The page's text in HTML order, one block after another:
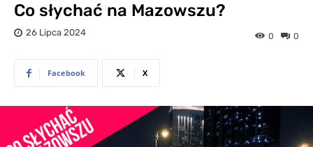
Co słychać na Mazowszu?
26 Lipca 2024 0
0
Facebook X